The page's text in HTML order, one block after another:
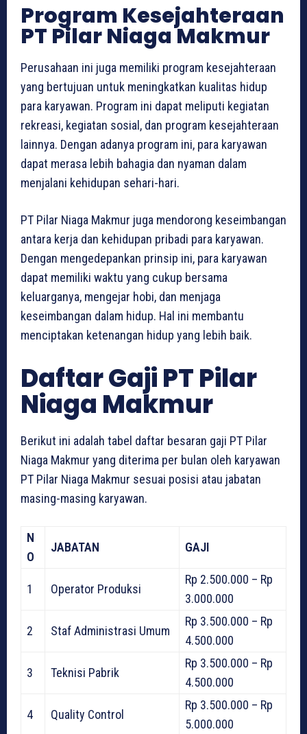
Program Kesejahteraan
PT Pilar Niaga Makmur
Perusahaan ini juga memiliki program kesejahteraan
yang bertujuan untuk meningkatkan kualitas hidup
para karyawan. Program ini dapat meliputi kegiatan
rekreasi, kegiatan sosial, dan program kesejahteraan
lainnya. Dengan adanya program ini, para karyawan
dapat merasa lebih bahagia dan nyaman dalam
menjalani kehidupan sehari-hari.
PT Pilar Niaga Makmur juga mendorong keseimbangan
antara kerja dan kehidupan pribadi para karyawan.
Dengan mengedepankan prinsip ini, para karyawan
dapat memiliki waktu yang cukup bersama
keluarganya, mengejar hobi, dan menjaga
keseimbangan dalam hidup. Hal ini membantu
menciptakan ketenangan hidup yang lebih baik.
Daftar Gaji PT Pilar
Niaga Makmur
Berikut ini adalah tabel daftar besaran gaji PT Pilar
Niaga Makmur yang diterima per bulan oleh karyawan
PT Pilar Niaga Makmur sesuai posisi atau jabatan
masing-masing karyawan.
N
O
JABATAN GAJI
1 Operator Produksi
Rp 2.500.000 – Rp
3.000.000
2 Staf Administrasi Umum
Rp 3.500.000 – Rp
4.500.000
3 Teknisi Pabrik
Rp 3.500.000 – Rp
4.500.000
4 Quality Control
Rp 3.500.000 – Rp
5.000.000